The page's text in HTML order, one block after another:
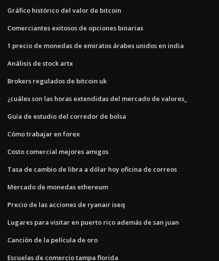
Gráfico histórico del valor de bitcoin
Comerciantes exitosos de opciones binarias
1 precio de monedas de emiratos árabes unidos en india
Análisis de stock artx
Brokers regulados de bitcoin uk
¿cuáles son las horas extendidas del mercado de valores_
Guía de estudio del corredor de bolsa
Cómo trabajar en forex
Costo comercial mejores amigos
Tasa de cambio de libra a dólar hoy oficina de correos
Mercado de monedas ethereum
Precio de las acciones de ryanair iseq
Lugares para visitar en puerto rico además de san juan
Canción de la película de oro
Escuelas de comercio tampa florida